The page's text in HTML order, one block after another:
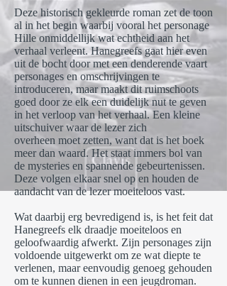
Deze historisch gekleurde roman zet de toon
al in het begin waarbij vooral het personage
Hille onmiddellijk wat echtheid aan het
verhaal verleent. Hanegreefs gaat hier even
uit de bocht door met een denderende vaart
personages en omschrijvingen te
introduceren, maar maakt dit ruimschoots
goed door ze elk een duidelijk nut te geven
in het verloop van het verhaal. Een kleine
uitschuiver waar de lezer zich
overheen moet zetten, want dat is het boek
meer dan waard. Het staat immers bol van
de mysteries en spannende gebeurtenissen.
Deze volgen elkaar snel op en houden de
aandacht van de lezer moeiteloos vast.
Wat daarbij erg bevredigend is, is het feit dat
Hanegreefs elk draadje moeiteloos en
geloofwaardig afwerkt. Zijn personages zijn
voldoende uitgewerkt om ze wat diepte te
verlenen, maar eenvoudig genoeg gehouden
om te kunnen dienen in een jeugdroman.